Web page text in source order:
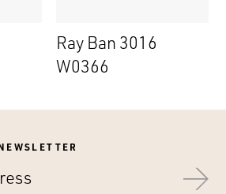
Ray Ban 3016
W0366